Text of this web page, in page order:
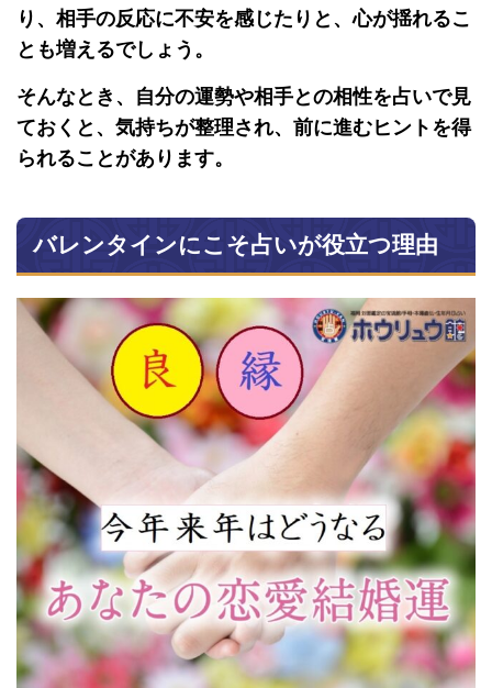
り、相手の反応に不安を感じたりと、心が揺れるこ
とも増えるでしょう。
そんなとき、自分の運勢や相手との相性を占いで見
ておくと、気持ちが整理され、前に進むヒントを得
られることがあります。
バレンタインにこそ占いが役立つ理由